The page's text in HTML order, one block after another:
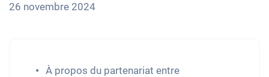
26 novembre 2024
À propos du partenariat entre